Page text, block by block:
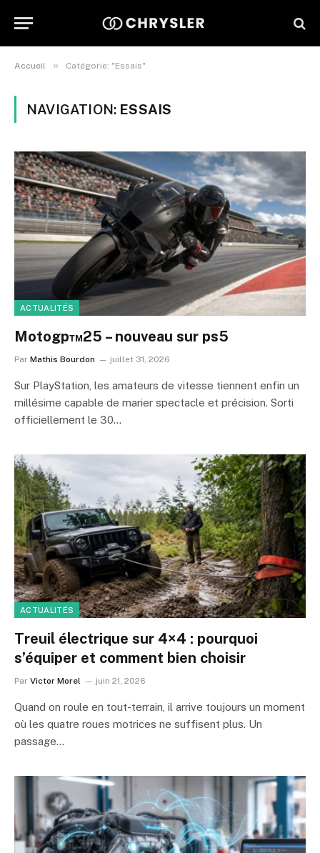
Accueil » Catégorie: "Essais"
NAVIGATION: ESSAIS
ACTUALITÉS
Motogp™25 – nouveau sur ps5
Par Mathis Bourdon juillet 31, 2026
Sur PlayStation, les amateurs de vitesse tiennent enfin un
millésime capable de marier spectacle et précision. Sorti
officiellement le 30…
ACTUALITÉS
Treuil électrique sur 4×4 : pourquoi
s’équiper et comment bien choisir
Par Victor Morel juin 21, 2026
Quand on roule en tout-terrain, il arrive toujours un moment
où les quatre roues motrices ne suffisent plus. Un
passage…